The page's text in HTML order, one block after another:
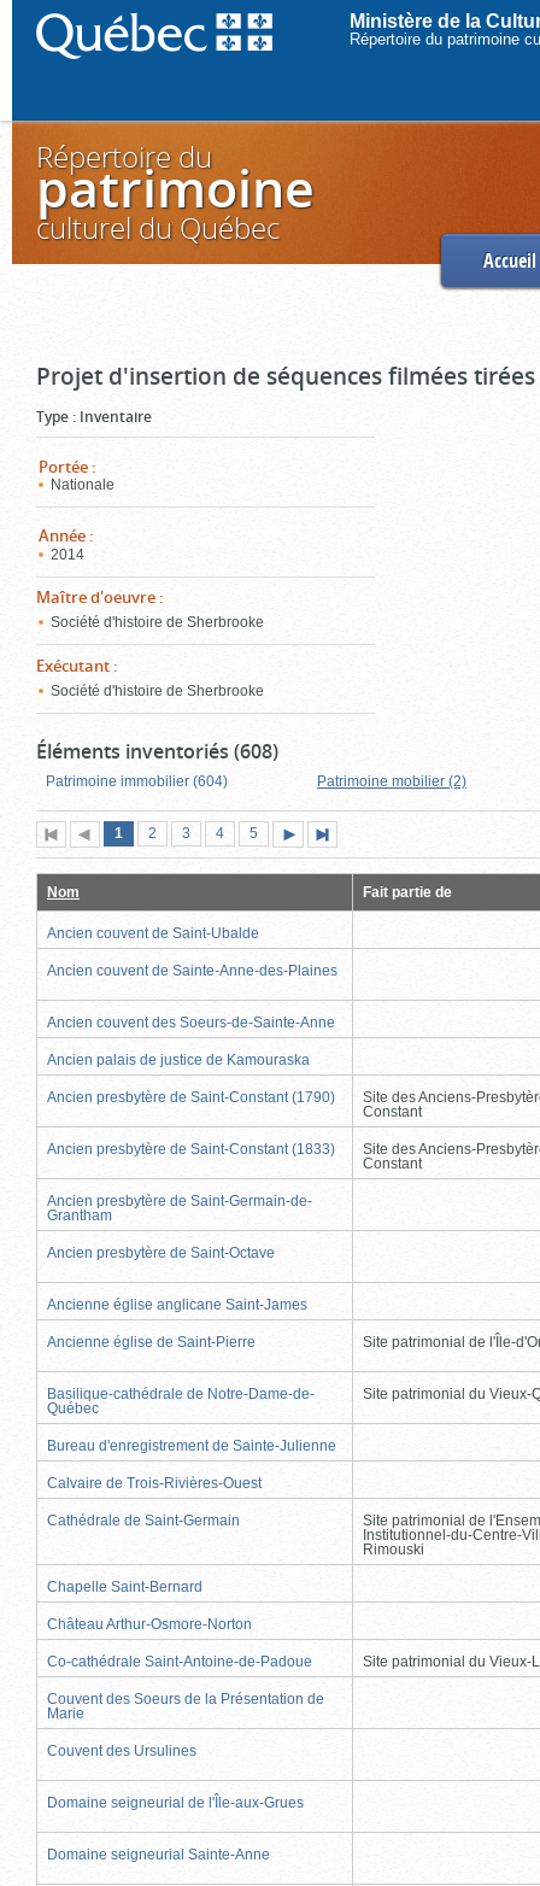
Ministère de la
Répertoire du patrimoine
Répertoire du
patrimoine
culturel du Québec
Accueil
Projet d'insertion de séquences filmées
Type : Inventaire
Portée :
Nationale
Année :
2014
Maître d'oeuvre :
Société d'histoire de Sherbrooke
Exécutant :
Société d'histoire de Sherbrooke
Éléments inventoriés (608)
Patrimoine immobilier (604) Patrimoine mobilier (2)
Première
page
Page
précédente
Page
1 (page
actuelle)
Page
2 Page
3 Page
4 Page
5
suivante
page
Nom Fait partie de
Ancien couvent de Saint-Ubalde
Ancien couvent de Sainte-Anne-des-Plaines
Ancien couvent des Soeurs-de-Sainte-Anne
Ancien palais de justice de Kamouraska
Ancien presbytère de Saint-Constant (1790)
Site des Anciens-
Constant
Ancien presbytère de Saint-Constant (1833)
Site des Anciens-
Constant
Ancien presbytère de Saint-Germain-de-
Grantham
Ancien presbytère de Saint-Octave
Ancienne église anglicane Saint-James
Ancienne église de Saint-Pierre Site patrimonial de l'Île-
Basilique-cathédrale de Notre-Dame-de-
Québec
Site patrimonial du Vieux-
Bureau d'enregistrement de Sainte-Julienne
Calvaire de Trois-Rivières-Ouest
Cathédrale de Saint-Germain
Site patrimonial de
Institutionnel-du-Centre-
Rimouski
Chapelle Saint-Bernard
Château Arthur-Osmore-Norton
Co-cathédrale Saint-Antoine-de-Padoue Site patrimonial du Vieux-
Couvent des Soeurs de la Présentation de
Marie
Couvent des Ursulines
Domaine seigneurial de l'Île-aux-Grues
Domaine seigneurial Sainte-Anne